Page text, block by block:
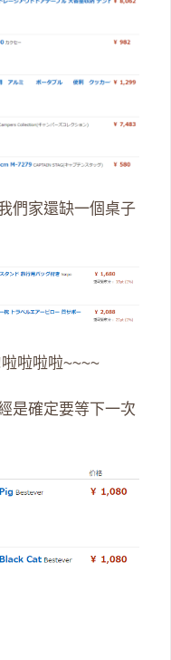
們家還缺一個桌子
啦啦啦~~~~
是確定要等下一次